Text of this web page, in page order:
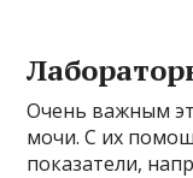
Очень важным
мочи. С их
показатели,